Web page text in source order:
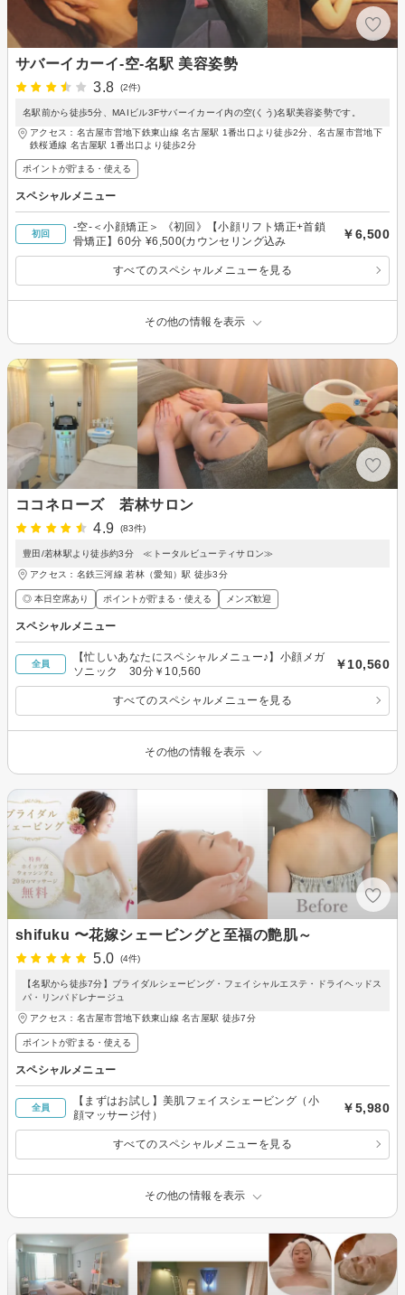
サバーイカーイ-空-名駅 美容姿勢
3.8
(2件)
名駅前から徒歩5分、MAIビル3Fサバーイカーイ内の空(くう)名駅美容姿勢です。
アクセス：名古屋市営地下鉄東山線 名古屋駅 1番出口より徒歩2分、名古屋市営地下
鉄桜通線 名古屋駅 1番出口より徒歩2分
ポイントが貯まる・使える
スペシャルメニュー
初回
-空-＜小顔矯正＞ 《初回》【小顔リフト矯正+首鎖
骨矯正】60分 ¥6,500(カウンセリング込み
￥6,500
すべてのスペシャルメニューを見る
その他の情報を表示
ココネローズ 若林サロン
4.9
(83件)
豊田/若林駅より徒歩約3分 ≪トータルビューティサロン≫
アクセス：名鉄三河線 若林（愛知）駅 徒歩3分
◎ 本日空席あり ポイントが貯まる・使える メンズ歓迎
スペシャルメニュー
全員
【忙しいあなたにスペシャルメニュー♪】小顔メガ
ソニック 30分￥10,560
￥10,560
すべてのスペシャルメニューを見る
その他の情報を表示
shifuku 〜花嫁シェービングと至福の艶肌～
5.0
(4件)
【名駅から徒歩7分】ブライダルシェービング・フェイシャルエステ・ドライヘッドス
パ・リンパドレナージュ
アクセス：名古屋市営地下鉄東山線 名古屋駅 徒歩7分
ポイントが貯まる・使える
スペシャルメニュー
全員
【まずはお試し】美肌フェイスシェービング（小
顔マッサージ付）
￥5,980
すべてのスペシャルメニューを見る
その他の情報を表示